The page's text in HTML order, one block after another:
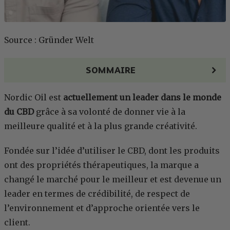
Source : Gründer Welt
SOMMAIRE
Nordic Oil est actuellement un leader dans le monde
du CBDgrâce à sa volonté de donner vie à la
meilleure qualité et à la plus grande créativité.
Fondée sur l’idée d’utiliser le CBD, dont les produits
ont des propriétés thérapeutiques, la marque a
changé le marché pour le meilleur et est devenue un
leader en termes de crédibilité, de respect de
l’environnement et d’approche orientée vers le
client.